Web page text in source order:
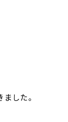
した。